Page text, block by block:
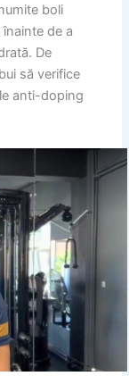
boli
de a
De
să verifice
anti-doping